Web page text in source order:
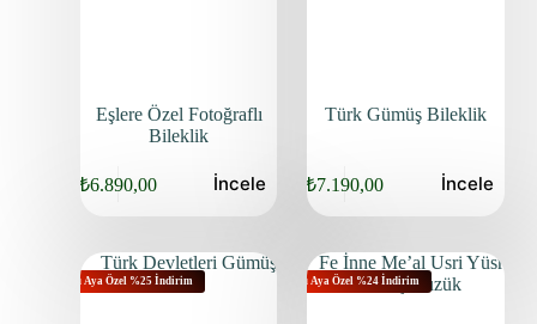
Eşlere Özel Fotoğraflı
Bileklik
₺6.890,00 İncele
Türk Gümüş Bileklik
₺7.190,00 İncele
Bu Aya Özel %25 İndirim Bu Aya Özel %24 İndirim